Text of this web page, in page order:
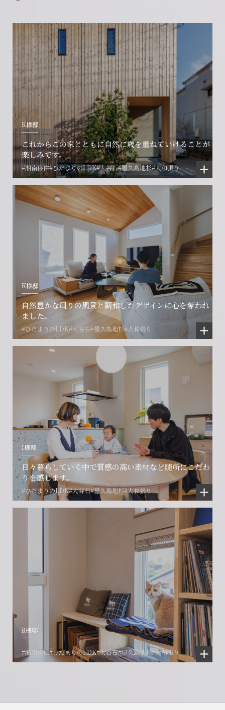
K様邸
これからこの家とともに自然に歳を重ねていけることが
楽しみです。
#湘南移住#ひだまりのLDK#大谷石#屋久島地杉#大和張り
K様邸
自然豊かな周りの風景と調和したデザインに心を奪われ
ました。
#ひだまりのLDK#大谷石#屋久島地杉#大和張り
I様邸
日々暮らしていく中で質感の高い素材など随所にこだわ
りを感じます。
#ひだまりのLDK#大谷石#屋久島地杉#大和張り
R様邸
#湘南移住#ひだまりのLDK#大谷石#屋久島地杉#大和張り
会社に関することや物件についての
ご相談はこちら
フォームからのお問い合わせ
CONTACT
お電話でのお問い合わせ
0466-24-2478
営業時間9:30~18:30 水曜定休
閉じる
賃貸物件入居者様の
お困りごとのご相談はこちら
解約のお申し込み
CONTACT
プロコール24ご利用の方
0120-073-386
閉じる
土地の活用・賃貸経営に関する
ご相談はこちら
フォームからのお問い合わせ
CONTACT
賃貸管理事業部へのお問い合わせ
0466-24-2478
営業時間9:30~18:30 水曜定休
閉じる